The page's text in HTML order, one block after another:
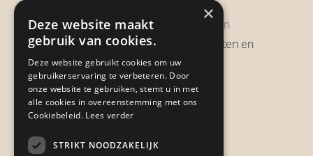
Garantie & Retourneren
Verzendbeleid, verzendkosten en
verzendtijden
Heb je een klacht?
×
Deze website maakt
gebruik van cookies.
Deze website gebruikt cookies om uw
gebruikerservaring te verbeteren. Door
onze website te gebruiken, stemt u in met
alle cookies in overeenstemming met ons
Cookiebeleid. Lees verder
STRIKT NOODZAKELIJK